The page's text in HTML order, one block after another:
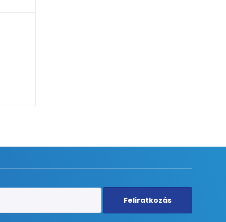
Feliratkozás